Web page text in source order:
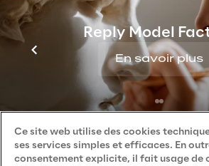
Reply Model
En savoir plus
Newsroom
Privacy & legal
Privacy & Cookie Policy
(Candidat)
Privacy Notice (Client)
Privacy Notice (Fournisseur)
Ce site web utilise des cookies
ses services simples et efficaces. En
consentement explicite, il fait usage de